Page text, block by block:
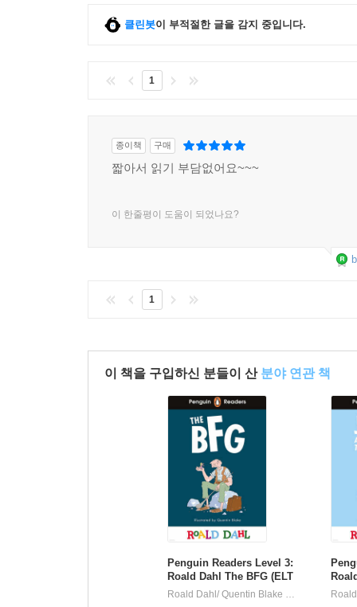
클린봇이 부적절한 글을 감지 중입니다.
1
종이책 구매
짧아서 읽기 부담없어요~~~
이 한줄평이 도움이 되었나요?
1
이 책을 구입하신 분들이 산 분야 연관 책
Penguin Readers Level 3:
Roald Dahl The BFG (ELT
Graded Reader)
Roald Dahl/ Quentin Blake (ILT)
Penguin
e